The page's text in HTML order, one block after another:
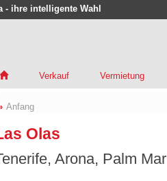
- ihre intelligente Wahl
Verkauf Vermietung
Anfang
Olas
Arona, Palm Mar